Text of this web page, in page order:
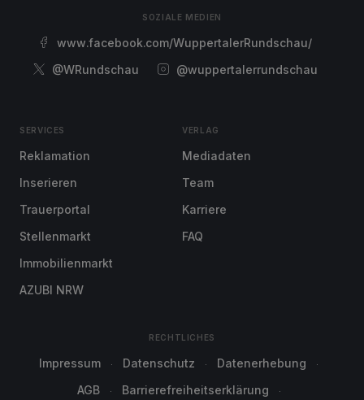
SOZIALE MEDIEN
www.facebook.com/WuppertalerRundschau/
@WRundschau
@wuppertalerrundschau
SERVICES
Reklamation
Inserieren
Trauerportal
Stellenmarkt
Immobilienmarkt
AZUBI NRW
VERLAG
Mediadaten
Team
Karriere
FAQ
RECHTLICHES
Impressum Datenschutz
Datenerhebung
AGB
Barrierefreiheitserklärung